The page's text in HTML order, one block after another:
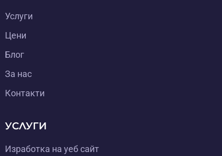
Услуги
Цени
Блог
За нас
Контакти
УСЛУГИ
Изработка на уеб сайт